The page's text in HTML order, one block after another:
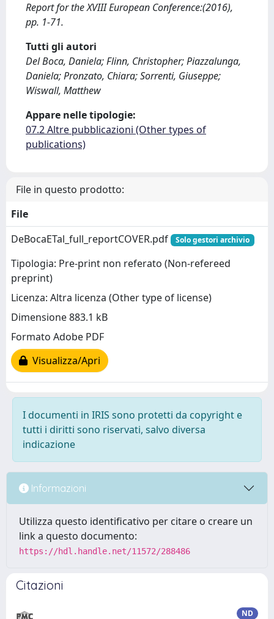
Report for the XVIII European Conference:(2016),
pp. 1-71.
Tutti gli autori
Del Boca, Daniela; Flinn, Christopher; Piazzalunga,
Daniela; Pronzato, Chiara; Sorrenti, Giuseppe;
Wiswall, Matthew
Appare nelle tipologie:
07.2 Altre pubblicazioni (Other types of
publications)
File in questo prodotto:
File
DeBocaETal_full_reportCOVER.pdf
Solo gestori archivio
Tipologia: Pre-print non referato (Non-refereed
preprint)
Licenza: Altra licenza (Other type of license)
Dimensione 883.1 kB
Formato Adobe PDF
Visualizza/Apri
I documenti in IRIS sono protetti da copyright e
tutti i diritti sono riservati, salvo diversa
indicazione
Informazioni
Utilizza questo identificativo per citare o creare un
link a questo documento:
https://hdl.handle.net/11572/288486
Citazioni
ND